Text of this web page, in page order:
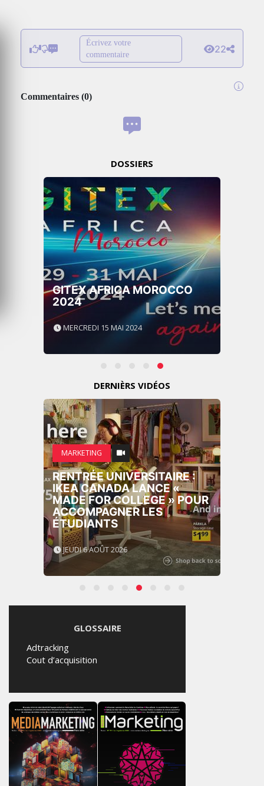
Écrivez votre
commentaire
22
Commentaires (0)
DOSSIERS
GITEX AFRICA MOROCCO
2024
MERCREDI 15 MAI 2024
DERNIÈRS VIDÉOS
MARKETING
RENTRÉE UNIVERSITAIRE :
IKEA CANADA LANCE «
MADE FOR COLLEGE » POUR
ACCOMPAGNER LES
ÉTUDIANTS
JEUDI 6 AOÛT 2026
GLOSSAIRE
Adtracking
Cout d’acquisition